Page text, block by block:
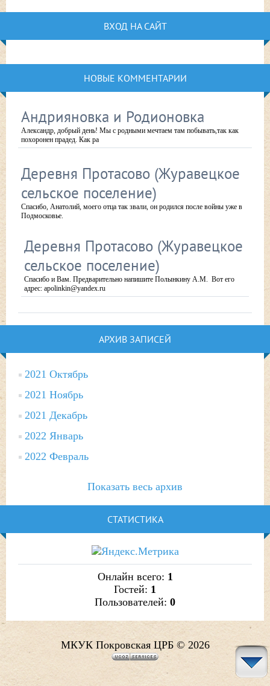
ВХОД НА САЙТ
НОВЫЕ КОММЕНТАРИИ
Андрияновка и Родионовка
Александр, добрый день! Мы с родными мечтаем там побывать,так как
похоронен прадед. Как ра
Деревня Протасово (Журавецкое
сельское поселение)
Спасибо, Анатолий, моего отца так звали, он родился после войны уже в
Подмосковье.
Деревня Протасово (Журавецкое
сельское поселение)
Спасибо и Вам. Предварительно напишите Полынкину А.М. Вот его
адрес: apolinkin@yandex.ru
АРХИВ ЗАПИСЕЙ
2021 Октябрь
2021 Ноябрь
2021 Декабрь
2022 Январь
2022 Февраль
Показать весь архив
СТАТИСТИКА
Онлайн всего: 1
Гостей: 1
Пользователей: 0
МКУК Покровская ЦРБ © 2026